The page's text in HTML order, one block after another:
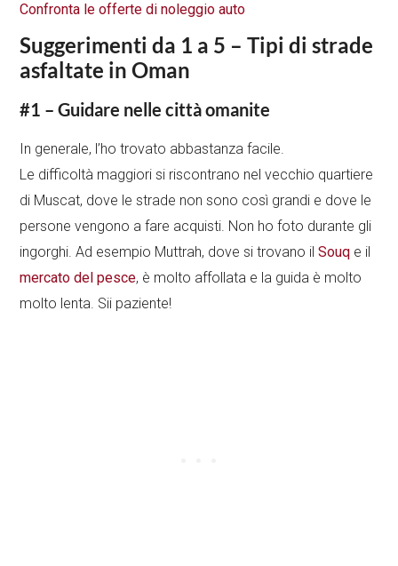
Confronta le offerte di noleggio auto
Suggerimenti da 1 a 5 – Tipi di strade
asfaltate in Oman
#1 – Guidare nelle città omanite
In generale, l’ho trovato abbastanza facile.
Le difficoltà maggiori si riscontrano nel vecchio quartiere
di Muscat, dove le strade non sono così grandi e dove le
persone vengono a fare acquisti. Non ho foto durante gli
ingorghi. Ad esempio Muttrah, dove si trovano ilSouq e il
mercato del pesce, è molto affollata e la guida è molto
molto lenta. Sii paziente!